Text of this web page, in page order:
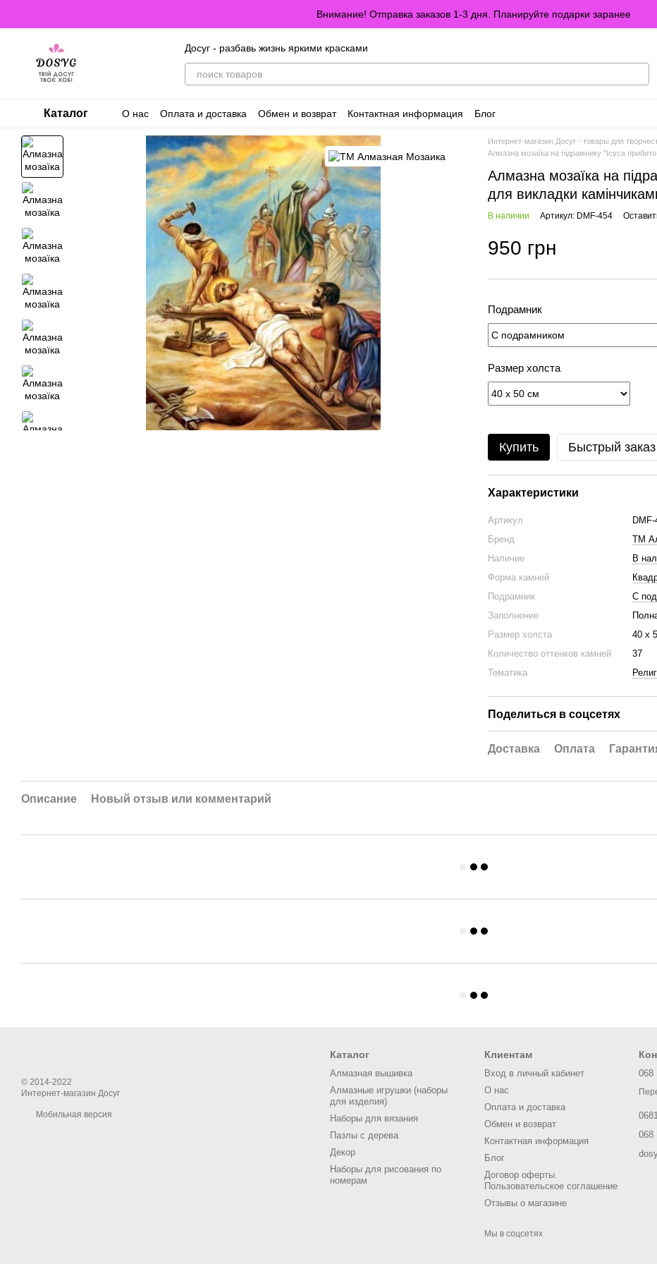
Внимание! Отправка заказов 1-3 дня. Планируйте подарки заранее
Досуг - разбавь жизнь яркими красками
Каталог О нас Оплата и доставка Обмен и возврат Контактная информация
Блог
Интернет-магазин Досуг - товары для
Алмазна мозаїка на підрамнику "Ісуса
Алмазна мозаїка на
для викладки
В наличии Артикул: DMF-454
950 грн
Подрамник
Размер холста
Купить Быстрый заказ
Характеристики
Артикул
Бренд
ТМ
Наличие
В
Форма камней
Подрамник
С
Заполнение
Размер холста
40 х
Количество оттенков камней
37
Тематика
Поделиться в соцсетях
Доставка Оплата
Описание Новый отзыв или комментарий
© 2014-2022
Интернет-магазин Досуг
Мобильная версия
Каталог
Алмазная вышивка
Алмазные игрушки (наборы
для изделия)
Наборы для вязания
Пазлы с дерева
Декор
Наборы для рисования по
номерам
Клиентам
Вход в личный кабинет
О нас
Оплата и доставка
Обмен и возврат
Контактная информация
Блог
Договор оферты.
Пользовательское соглашение
Отзывы о магазине
Мы в соцсетях
068
068